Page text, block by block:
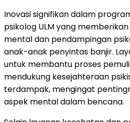
Inovasi signifikan dalam
psikolog ULM yang
mental dan pendampingan
anak-anak penyintas banjir.
untuk membantu proses
mendukung kesejahteraan
terdampak, mengingat
aspek mental dalam bencana.